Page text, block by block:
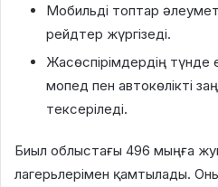
Мобильді топтар
рейдтер жүргізеді.
Жасөспірімдердің түнде
мопед пен автокөлікті
тексеріледі.
Биыл облыстағы 496 мыңға
лагерьлерімен қамтылады.